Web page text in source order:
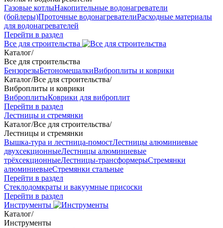
Газовые котлыНакопительные водонагреватели
(бойлеры)Проточные водонагревателиРасходные материалы
для водонагревателей
Перейти в раздел
Все для строительства
Каталог/
Все для строительства
БензорезыБетономешалкиВиброплиты и коврики
Каталог/Все для строительства/
Виброплиты и коврики
ВиброплитыКоврики для виброплит
Перейти в раздел
Лестницы и стремянки
Каталог/Все для строительства/
Лестницы и стремянки
Вышка-тура и лестница-помостЛестницы алюминиевые
двухсекционныеЛестницы алюминиевые
трёхсекционныеЛестницы-трансформерыСтремянки
алюминиевыеСтремянки стальные
Перейти в раздел
Стеклодомкраты и вакуумные присоски
Перейти в раздел
Инструменты
Каталог/
Инструменты